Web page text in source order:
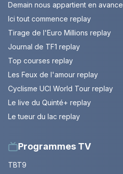
Demain nous appartient en avance
Ici tout commence replay
Tirage de l'Euro Millions replay
Journal de TF1 replay
Top courses replay
Les Feux de l'amour replay
Cyclisme UCI World Tour replay
Le live du Quinté+ replay
Le tueur du lac replay
Programmes TV
TBT9